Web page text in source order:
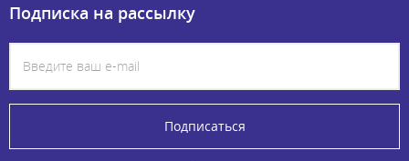
Подписка на рассылку
Подписаться